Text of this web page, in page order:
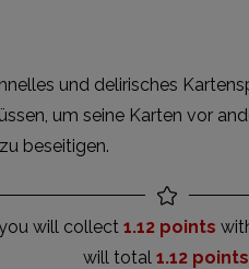
und delirisches
um seine Karten vor
beseitigen.
will collect 1.12 points
will total 1.12 points